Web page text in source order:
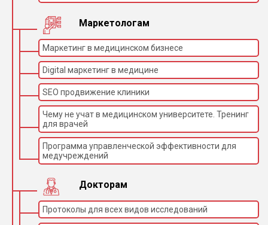
Маркетологам
Маркетинг в медицинском бизнесе
Digital маркетинг в медицине
SEO продвижение клиники
Чему не учат в медицинском университете. Тренинг
для врачей
Программа управленческой эффективности для
медучреждений
Докторам
Протоколы для всех видов исследований